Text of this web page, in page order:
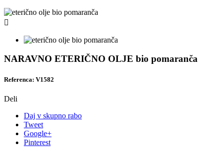

NARAVNO ETERIČNO OLJE bio pomaranča
Referenca: V1582
Deli
Daj v skupno rabo
Tweet
Google+
Pinterest